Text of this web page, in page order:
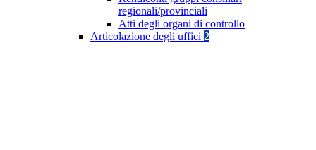
regionali/provinciali
Atti degli organi di controllo
Articolazione degli uffici 2